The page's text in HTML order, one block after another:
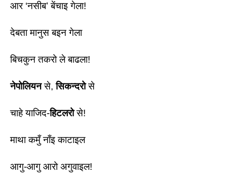
आर ‘नसीब’ बेंचाइ गेला!
देबता मानुस बइन गेला
बिचकुन तकरो ले बाढला!
नेपोलियन से, सिकन्दरो से
चाहे याजिद-हिटलरो से!
माथा कमुँ नाँइ काटाइल
आगु-आगु आरो अगुवाइल!